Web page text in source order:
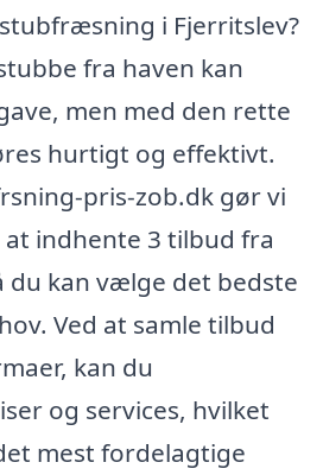
i Fjerritslev?
fra haven kan
men med den rette
hurtigt og effektivt.
pris-zob.dk gør vi
indhente 3 tilbud fra
du kan vælge det bedste
Ved at samle tilbud
kan du
og services, hvilket
mest fordelagtige